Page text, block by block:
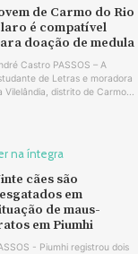
de Carmo do Rio
é compatível
doação de medula
Castro PASSOS – A
de Letras e moradora
Vilelândia, distrito de Carmo...
na íntegra
cães são
em
de maus-
em Piumhi
- Piumhi registrou dois